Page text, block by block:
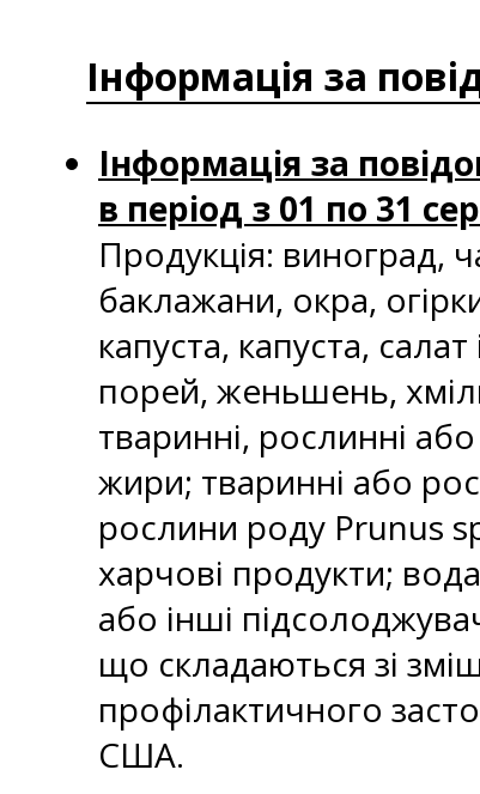
Інформація за
Інформація за
в період з 01 по 31
Продукція: виноград,
баклажани, окра,
капуста, капуста,
порей, женьшень,
тваринні, рослинні
жири; тваринні або
рослини роду Prunus
харчові продукти;
або інші
що складаються зі
профілактичного
США.